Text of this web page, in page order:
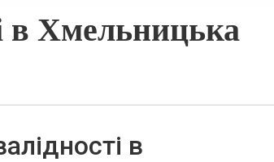
в Хмельницька
в